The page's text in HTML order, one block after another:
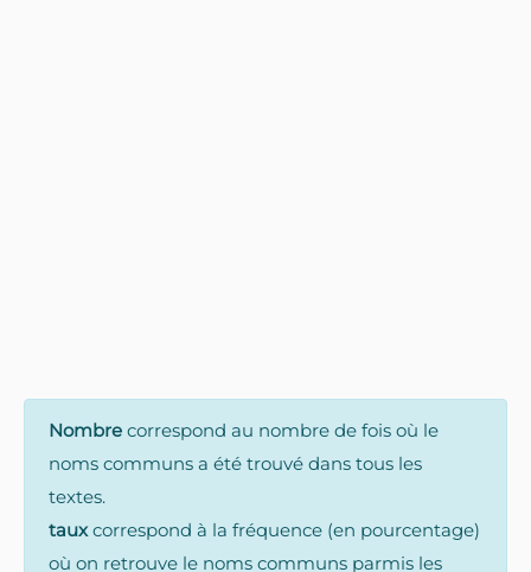
Nombre correspond au nombre de fois où le
noms communs a été trouvé dans tous les
textes.
tauxcorrespond à la fréquence (en pourcentage)
où on retrouve le noms communs parmis les